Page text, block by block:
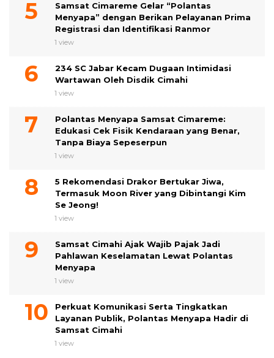
Samsat Cimareme Gelar “Polantas
Menyapa” dengan Berikan Pelayanan Prima
Registrasi dan Identifikasi Ranmor
1 view
234 SC Jabar Kecam Dugaan Intimidasi
Wartawan Oleh Disdik Cimahi
1 view
Polantas Menyapa Samsat Cimareme:
Edukasi Cek Fisik Kendaraan yang Benar,
Tanpa Biaya Sepeserpun
1 view
5 Rekomendasi Drakor Bertukar Jiwa,
Termasuk Moon River yang Dibintangi Kim
Se Jeong!
1 view
Samsat Cimahi Ajak Wajib Pajak Jadi
Pahlawan Keselamatan Lewat Polantas
Menyapa
1 view
Perkuat Komunikasi Serta Tingkatkan
Layanan Publik, Polantas Menyapa Hadir di
Samsat Cimahi
1 view